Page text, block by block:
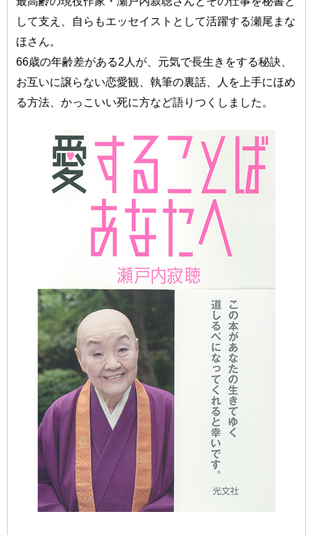
して支え、自らもエッセイストとして活躍する瀬尾まな
ほさん。
66歳の年齢差がある2人が、元気で長生きをする秘訣、
お互いに譲らない恋愛観、執筆の裏話、人を上手にほめ
る方法、かっこいい死に方など語りつくしました。